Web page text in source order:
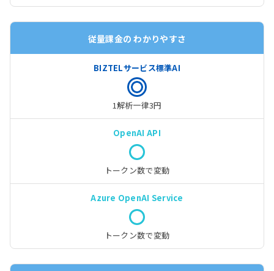
従量課金の わかりやすさ
1解析一律3円
トークン数で変動
トークン数で変動